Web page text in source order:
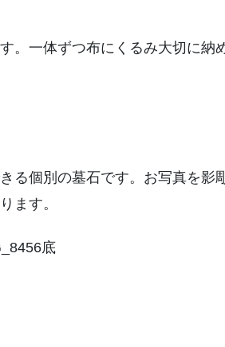
。一体ずつ布にくるみ大切に納
る個別の墓石です。お写真を影
ます。